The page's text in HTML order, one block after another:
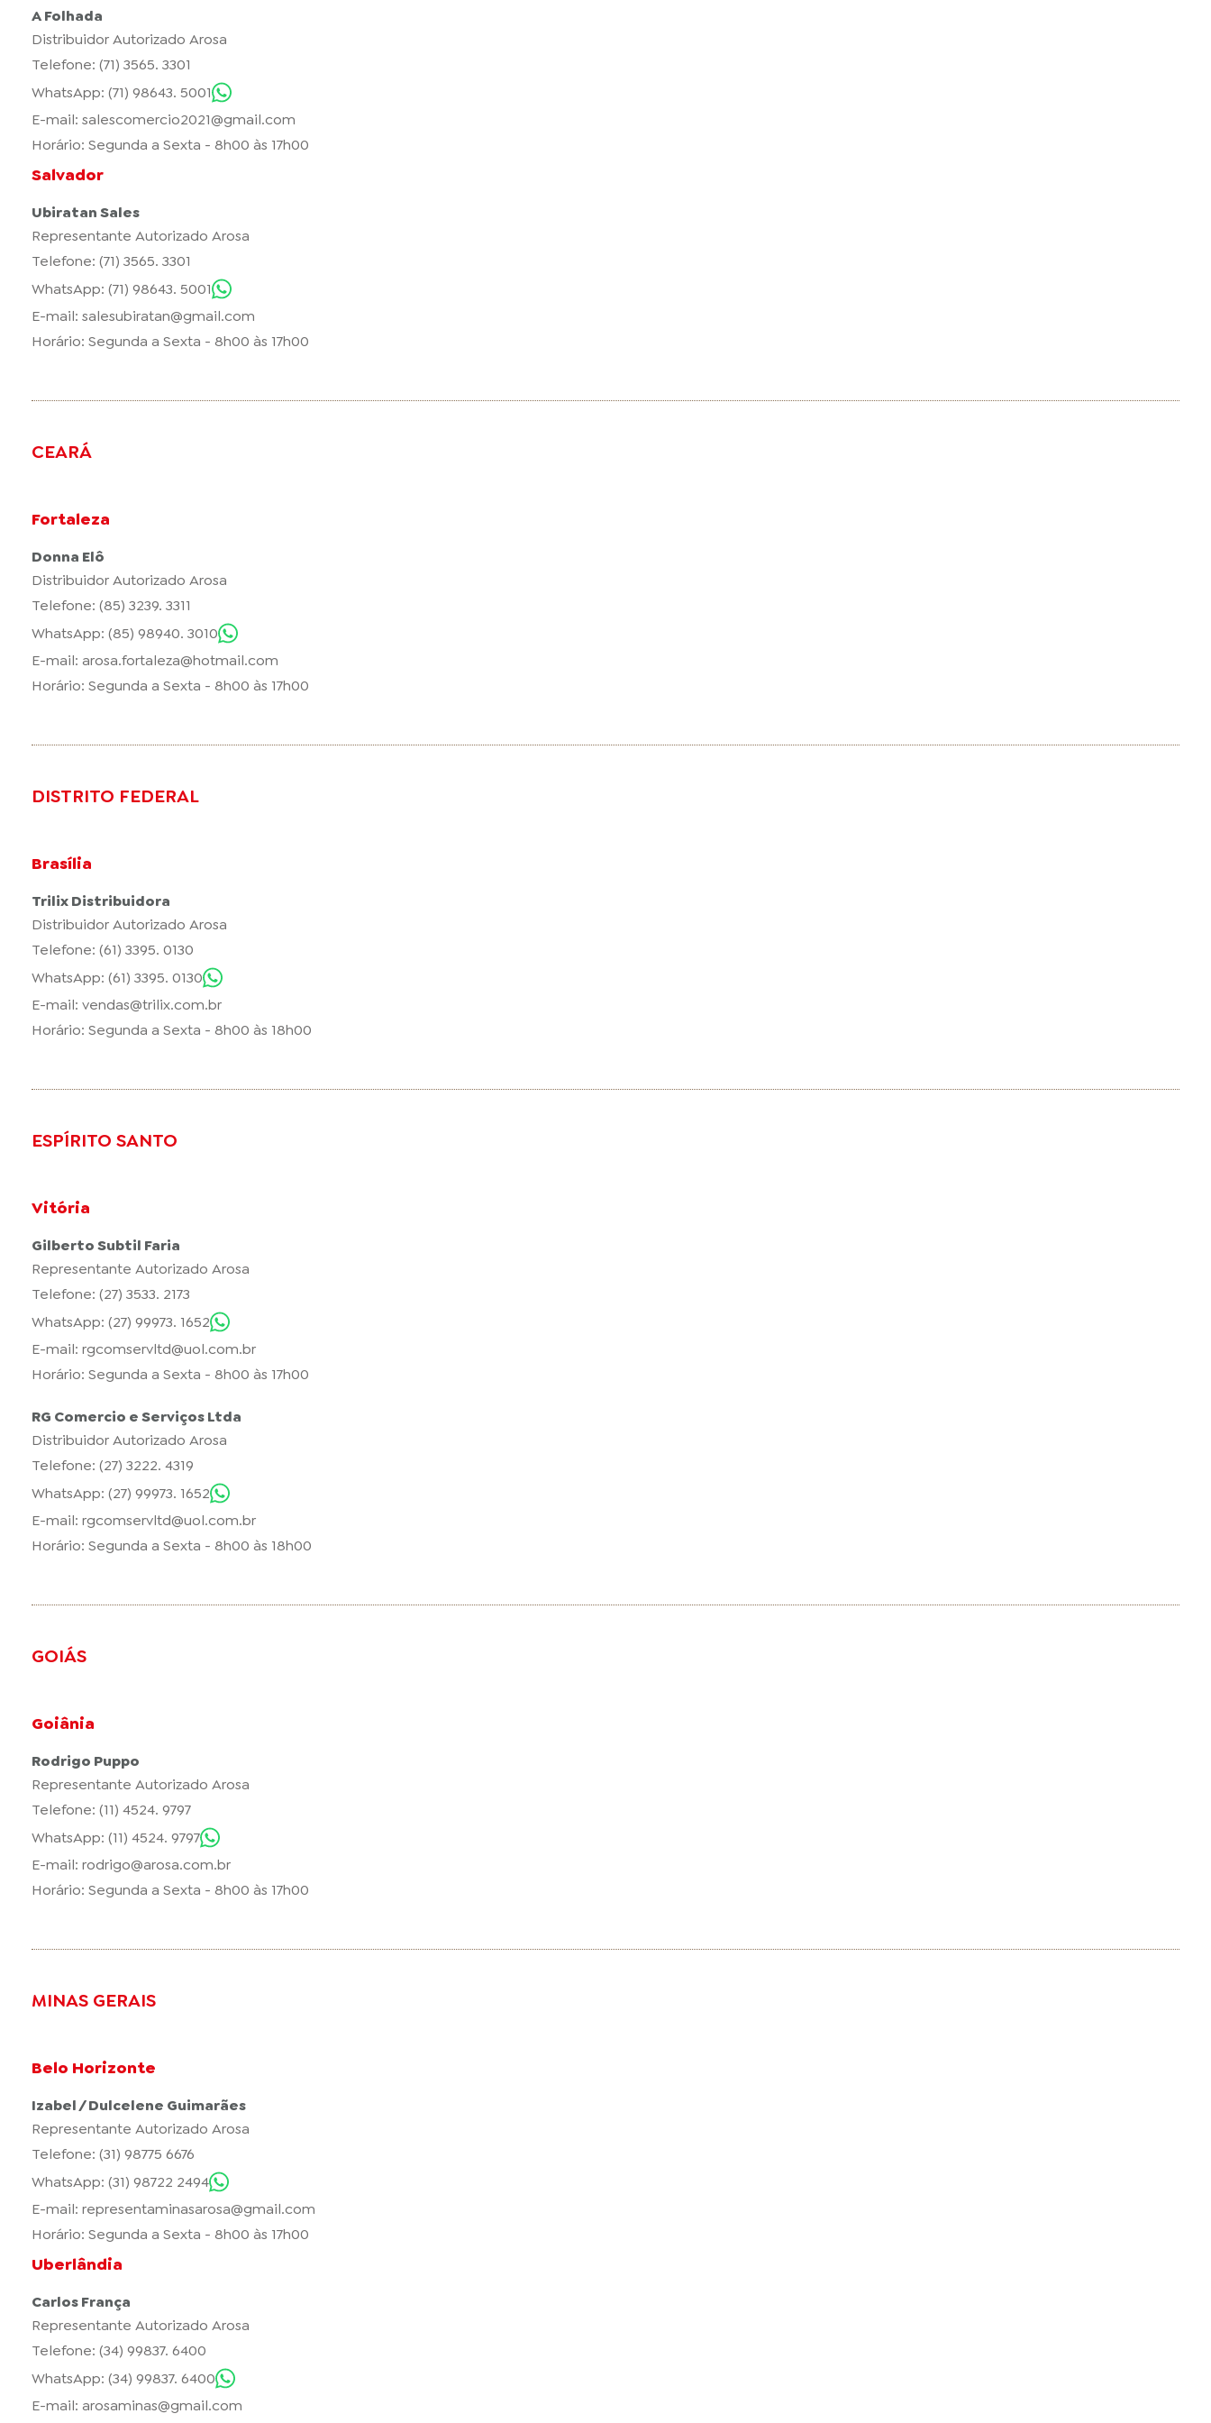
A Folhada
Distribuidor Autorizado Arosa
Telefone: (71) 3565. 3301
WhatsApp: (71) 98643. 5001
E-mail:salescomercio2021@gmail.com
Horário: Segunda a Sexta - 8h00 às 17h00
Salvador
Ubiratan Sales
Representante Autorizado Arosa
Telefone: (71) 3565. 3301
WhatsApp: (71) 98643. 5001
E-mail:salesubiratan@gmail.com
Horário: Segunda a Sexta - 8h00 às 17h00
CEARÁ
Fortaleza
Donna Elô
Distribuidor Autorizado Arosa
Telefone: (85) 3239. 3311
WhatsApp: (85) 98940. 3010
E-mail:arosa.fortaleza@hotmail.com
Horário: Segunda a Sexta - 8h00 às 17h00
DISTRITO FEDERAL
Brasília
Trilix Distribuidora
Distribuidor Autorizado Arosa
Telefone: (61) 3395. 0130
WhatsApp: (61) 3395. 0130
E-mail:vendas@trilix.com.br
Horário: Segunda a Sexta - 8h00 às 18h00
ESPÍRITO SANTO
Vitória
Gilberto Subtil Faria
Representante Autorizado Arosa
Telefone: (27) 3533. 2173
WhatsApp: (27) 99973. 1652
E-mail:rgcomservltd@uol.com.br
Horário: Segunda a Sexta - 8h00 às 17h00
RG Comercio e Serviços Ltda
Distribuidor Autorizado Arosa
Telefone: (27) 3222. 4319
WhatsApp: (27) 99973. 1652
E-mail:rgcomservltd@uol.com.br
Horário: Segunda a Sexta - 8h00 às 18h00
GOIÁS
Goiânia
Rodrigo Puppo
Representante Autorizado Arosa
Telefone: (11) 4524. 9797
WhatsApp: (11) 4524. 9797
E-mail:rodrigo@arosa.com.br
Horário: Segunda a Sexta - 8h00 às 17h00
MINAS GERAIS
Belo Horizonte
Izabel / Dulcelene Guimarães
Representante Autorizado Arosa
Telefone: (31) 98775 6676
WhatsApp: (31) 98722 2494
E-mail:representaminasarosa@gmail.com
Horário: Segunda a Sexta - 8h00 às 17h00
Uberlândia
Carlos França
Representante Autorizado Arosa
Telefone: (34) 99837. 6400
WhatsApp: (34) 99837. 6400
E-mail:arosaminas@gmail.com